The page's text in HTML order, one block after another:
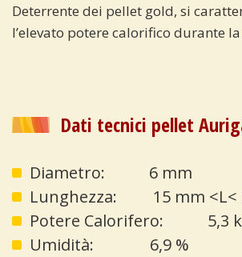
Deterrente dei pellet gold, si
l’elevato potere calorifico durante
Dati tecnici pellet
Diametro: 6 mm
Lunghezza: 15 mm <L<
Potere Calorifero: 5,3
Umidità: 6,9 %